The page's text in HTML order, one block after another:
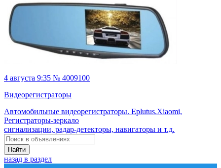
4 августа 9:35 № 4009100
Видеорегистраторы
Автомобильные видеорегистраторы. Eplutus.Xiaomi,
Регистраторы-зеркало
сигнализации, радар-детекторы, навигаторы и т.д.
Найти
назад в раздел